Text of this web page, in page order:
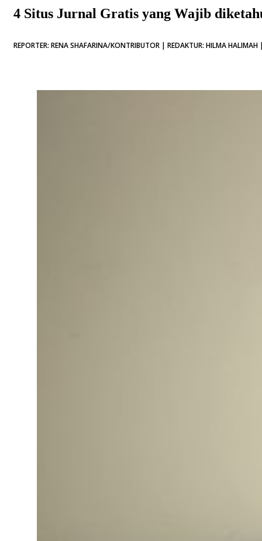
4 Situs Jurnal Gratis yang Wajib
REPORTER: RENA SHAFARINA/KONTRIBUTOR | REDAKTUR: HILMA